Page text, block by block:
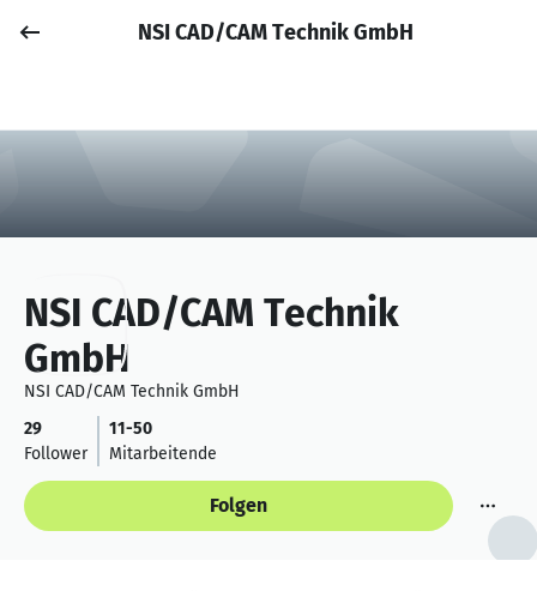
Anmelden
NSI CAD/CAM Technik GmbH
NSI CAD/CAM Technik
GmbH
NSI CAD/CAM Technik GmbH
29
Follower
11-50
Mitarbeitende
Folgen